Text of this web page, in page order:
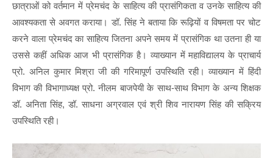
छात्राओं को वर्तमान में प्रेमचंद के साहित्य की प्रासंगिकता व उनके साहित्य की
आवश्यकता से अवगत कराया। डॉ. सिंह ने बताया कि रूढ़ियों व विषमता पर चोट
करने वाला प्रेमचंद का साहित्य जितना अपने समय में प्रासंगिक था उतना ही या
उससे कहीं अधिक आज भी प्रासंगिक है। व्याख्यान में महाविद्यालय के प्राचार्य
प्रो. अनिल कुमार मिश्रा जी की गरिमापूर्ण उपस्थिति रही। व्याख्यान में हिंदी
विभाग की विभागाध्यक्ष प्रो. नीलम बाजपेयी के साथ-साथ विभाग के अन्य शिक्षक
डॉ. अनिता सिंह, डॉ. साधना अग्रवाल एवं श्री शिव नारायण सिंह की सक्रिय
उपस्थिति रही।